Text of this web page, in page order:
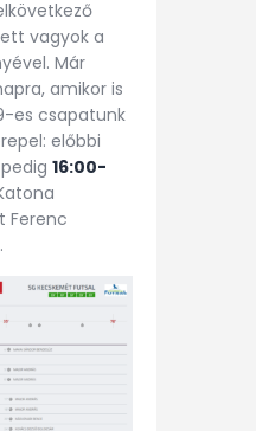
vagyok a
Már
amikor is
es csapatunk
előbbi
16:00-
Ferenc